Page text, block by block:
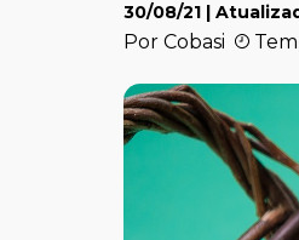
30/08/21 |
Por Cobasi